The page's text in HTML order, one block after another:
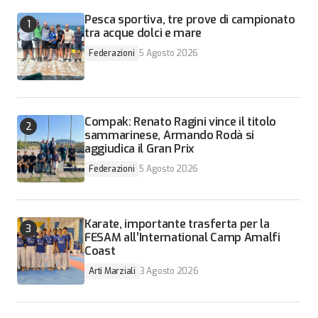
Pesca sportiva, tre prove di campionato
tra acque dolci e mare
Federazioni 5 Agosto 2026
Compak: Renato Ragini vince il titolo
sammarinese, Armando Rodà si
aggiudica il Gran Prix
Federazioni 5 Agosto 2026
Karate, importante trasferta per la
FESAM all’International Camp Amalfi
Coast
Arti Marziali 3 Agosto 2026